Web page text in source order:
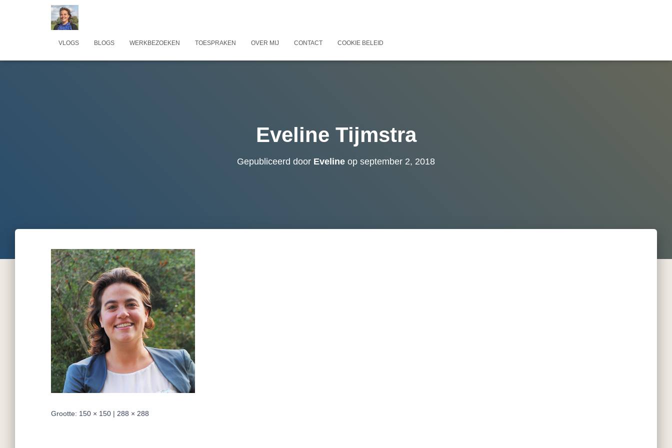
VLOGS BLOGS WERKBEZOEKEN TOESPRAKEN OVER MIJ CONTACT COOKIE BELEID
Eveline Tijmstra
Gepubliceerd door Eveline op september 2, 2018
Grootte: 150 × 150 | 288 × 288